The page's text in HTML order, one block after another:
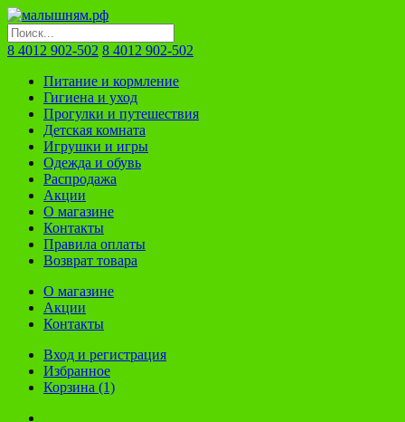
8 4012 902-502 8 4012 902-502
Питание и кормление
Гигиена и уход
Прогулки и путешествия
Детская комната
Игрушки и игры
Одежда и обувь
Распродажа
Акции
О магазине
Контакты
Правила оплаты
Возврат товара
О магазине
Акции
Контакты
Вход и регистрация
Избранное
Корзина (1)